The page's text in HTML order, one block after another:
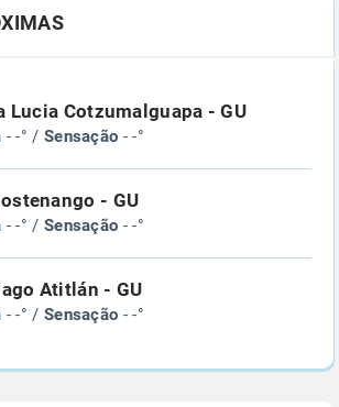
Lucia Cotzumalguapa - GU
- -° / Sensação - -°
- GU
- -° / Sensação - -°
Atitlán - GU
- -° / Sensação - -°